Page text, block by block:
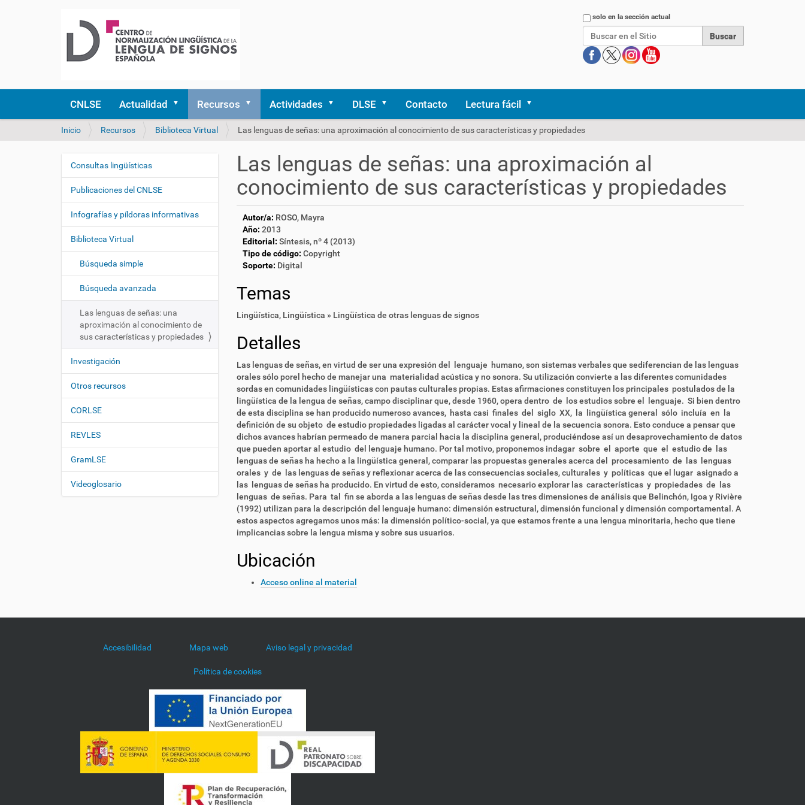
Buscarsolo en la sección actual
CNLSE Actualidad Recursos Actividades DLSE Contacto Lectura fácil
U
d
s
á
q
Inicio Recursos Biblioteca Virtual Las lenguas de señas: una aproximación al conocimiento de sus características y propiedades
Las lenguas de señas: una aproximación al
conocimiento de sus características y propiedades
Autor/a: ROSO, Mayra
Año: 2013
Editorial: Síntesis, nº 4 (2013)
Tipo de código: Copyright
Soporte: Digital
Temas
Lingüística, Lingüística » Lingüística de otras lenguas de signos
Detalles
Las lenguas de señas, en virtud de ser una expresión del lenguaje humano, son sistemas verbales que sediferencian de las lenguas
orales sólo porel hecho de manejar una materialidad acústica y no sonora. Su utilización convierte a las diferentes comunidades
sordas en comunidades lingüísticas con pautas culturales propias. Estas afirmaciones constituyen los principales postulados de la
lingüística de la lengua de señas, campo disciplinar que, desde 1960, opera dentro de los estudios sobre el lenguaje. Si bien dentro
de esta disciplina se han producido numeroso avances, hasta casi finales del siglo XX, la lingüística general sólo incluía en la
definición de su objeto de estudio propiedades ligadas al carácter vocal y lineal de la secuencia sonora. Esto conduce a pensar que
dichos avances habrían permeado de manera parcial hacia la disciplina general, produciéndose así un desaprovechamiento de datos
que pueden aportar al estudio del lenguaje humano. Por tal motivo, proponemos indagar sobre el aporte que el estudio de las
lenguas de señas ha hecho a la lingüística general, comparar las propuestas generales acerca del procesamiento de las lenguas
orales y de las lenguas de señas y reflexionar acerca de las consecuencias sociales, culturales y políticas que el lugar asignado a
las lenguas de señas ha producido. En virtud de esto, consideramos necesario explorar las características y propiedades de las
lenguas de señas. Para tal fin se aborda a las lenguas de señas desde las tres dimensiones de análisis que Belinchón, Igoa y Rivière
(1992) utilizan para la descripción del lenguaje humano: dimensión estructural, dimensión funcional y dimensión comportamental. A
estos aspectos agregamos unos más: la dimensión político-social, ya que estamos frente a una lengua minoritaria, hecho que tiene
implicancias sobre la lengua misma y sobre sus usuarios.
Ubicación
Acceso online al material
N
e
g
a
i
n
Consultas lingüísticas
Publicaciones del CNLSE
Infografías y píldoras informativas
Biblioteca Virtual
Búsqueda simple
Búsqueda avanzada
Las lenguas de señas: una
aproximación al conocimiento de
sus características y propiedades
Investigación
Otros recursos
CORLSE
REVLES
GramLSE
Videoglosario
Accesibilidad Mapa web Aviso legal y privacidad
Política de cookies